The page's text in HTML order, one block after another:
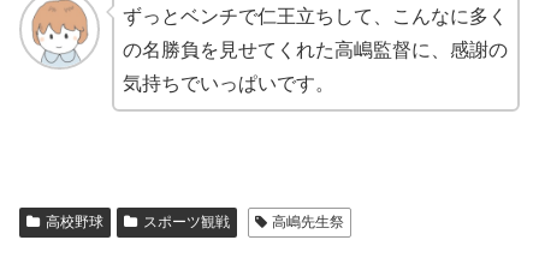
ずっとベンチで仁王立ちして、こんなに多く
の名勝負を見せてくれた高嶋監督に、感謝の
気持ちでいっぱいです。
高校野球 スポーツ観戦 高嶋先生祭